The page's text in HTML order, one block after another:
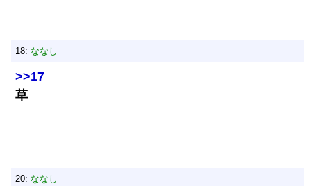
18: ななし
>>17
草
20: ななし